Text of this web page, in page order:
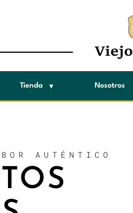
Tienda Nosotros
AUTÉNTICO